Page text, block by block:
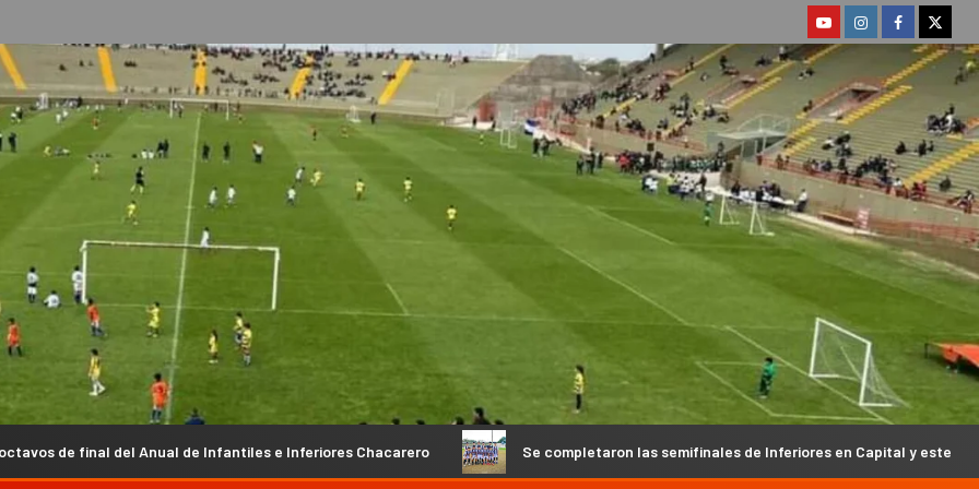
de Infantiles e Inferiores Chacarero Se completaron las semifinales de Inferiores en Capital y este domingo se conocerá a